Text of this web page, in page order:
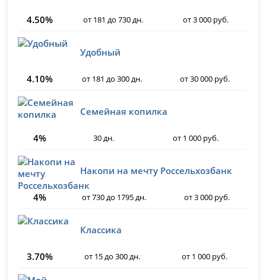
4.50% от 181 до 730 дн. от 3 000 руб.
Удобный
4.10% от 181 до 300 дн. от 30 000 руб.
Семейная копилка
4% 30 дн. от 1 000 руб.
Накопи на мечту Россельхозбанк
4% от 730 до 1795 дн. от 3 000 руб.
Классика
3.70% от 15 до 300 дн. от 1 000 руб.